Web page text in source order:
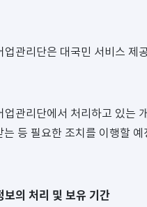
관리단은 대국민 서비스 제
관리단에서 처리하고 있는
는 등 필요한 조치를 이행할 예
보의 처리 및 보유 기간